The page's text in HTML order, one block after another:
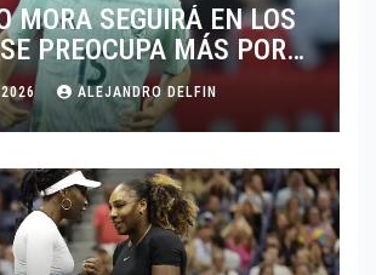
MORA SEGUIRÁ EN LOS
PREOCUPA MÁS POR
SU EQUIPO.
ALEJANDRO DELFIN